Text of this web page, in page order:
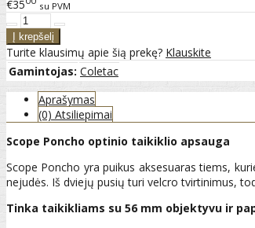
€35
su PVM
Turite klausimų apie šią prekę? Klauskite
Gamintojas: Coletac
Aprašymas
(0) Atsiliepimai
Scope Poncho optinio taikiklio apsauga
Scope Poncho yra puikus aksesuaras tiems,
nejudės. Iš dviejų pusių turi velcro tvirtinimus,
Tinka taikikliams su 56 mm objektyvu ir